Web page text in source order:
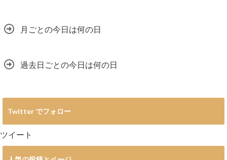
月ごとの今日は何の日
過去日ごとの今日は何の日
Twitter でフォロー
ツイート